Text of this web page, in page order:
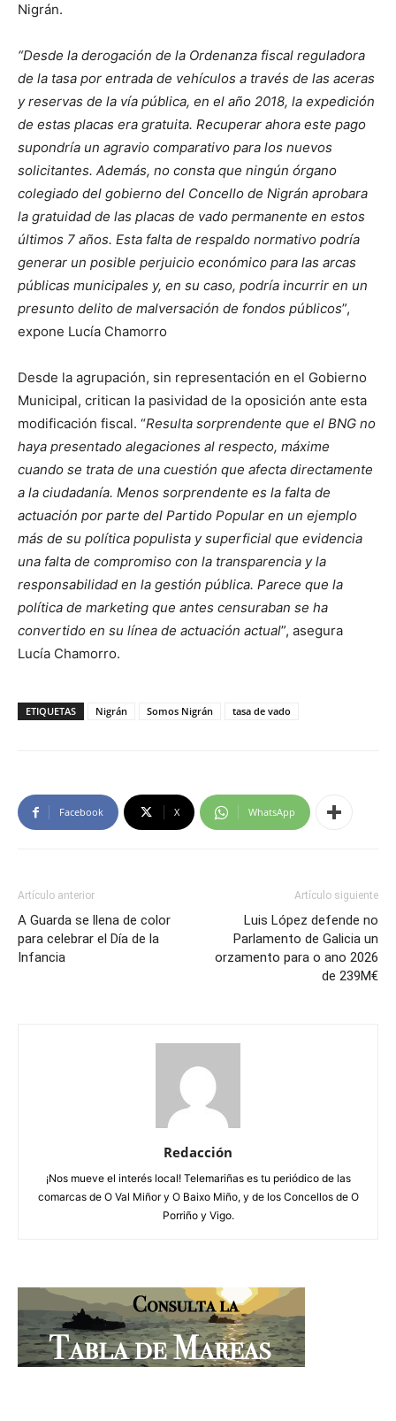
Nigrán.
“Desde la derogación de la Ordenanza fiscal reguladora
de la tasa por entrada de vehículos a través de las aceras
y reservas de la vía pública, en el año 2018, la expedición
de estas placas era gratuita. Recuperar ahora este pago
supondría un agravio comparativo para los nuevos
solicitantes. Además, no consta que ningún órgano
colegiado del gobierno del Concello de Nigrán aprobara
la gratuidad de las placas de vado permanente en estos
últimos 7 años. Esta falta de respaldo normativo podría
generar un posible perjuicio económico para las arcas
públicas municipales y, en su caso, podría incurrir en un
presunto delito de malversación de fondos públicos”,
expone Lucía Chamorro
Desde la agrupación, sin representación en el Gobierno
Municipal, critican la pasividad de la oposición ante esta
modificación fiscal. “Resulta sorprendente que el BNG no
haya presentado alegaciones al respecto, máxime
cuando se trata de una cuestión que afecta directamente
a la ciudadanía. Menos sorprendente es la falta de
actuación por parte del Partido Popular en un ejemplo
más de su política populista y superficial que evidencia
una falta de compromiso con la transparencia y la
responsabilidad en la gestión pública. Parece que la
política de marketing que antes censuraban se ha
convertido en su línea de actuación actual”, asegura
Lucía Chamorro.
ETIQUETAS Nigrán Somos Nigrán tasa de vado
Facebook X WhatsApp
Artículo anterior
A Guarda se llena de color
para celebrar el Día de la
Infancia
Artículo siguiente
Luis López defende no
Parlamento de Galicia un
orzamento para o ano 2026
de 239M€
Redacción
¡Nos mueve el interés local! Telemariñas es tu periódico de las
comarcas de O Val Miñor y O Baixo Miño, y de los Concellos de O
Porriño y Vigo.